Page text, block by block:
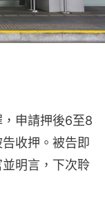
申請押後6至8
收押。被告即
明言，下次聆